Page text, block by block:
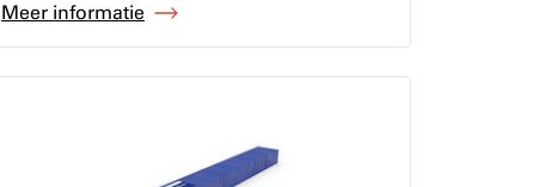
Meer informatie